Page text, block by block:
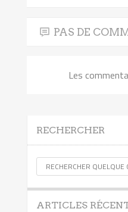
PAS DE
Les
RECHERCHER
ARTICLES